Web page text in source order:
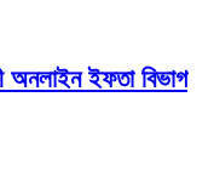
অনলাইন ইফতা বিভাগ